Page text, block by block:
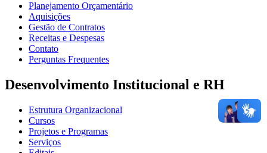
Planejamento Orçamentário
Aquisições
Gestão de Contratos
Receitas e Despesas
Contato
Perguntas Frequentes
Desenvolvimento Institucional e RH
Estrutura Organizacional
Cursos
Projetos e Programas
Serviços